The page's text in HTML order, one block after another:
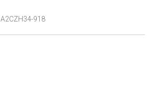
A2CZH34-918